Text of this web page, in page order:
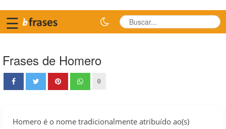
☰
Frases de Homero
0
Homero é o nome tradicionalmente atribuído ao(s)